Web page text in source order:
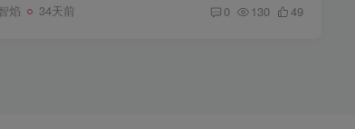
焰 34天前 0 130 49